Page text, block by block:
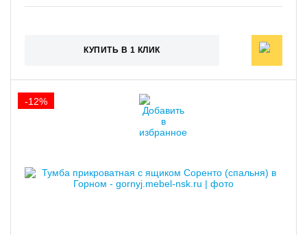
КУПИТЬ В 1 КЛИК
-12%